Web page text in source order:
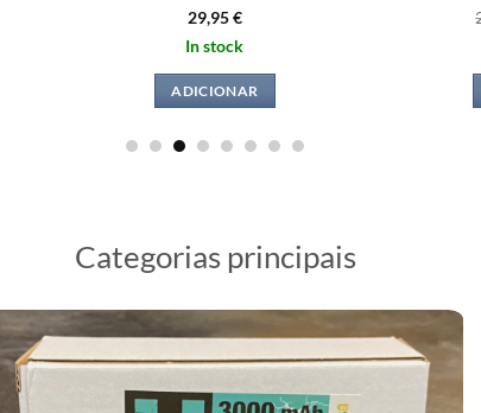
29,95€
In stock
ADICIONAR
Categorias principais